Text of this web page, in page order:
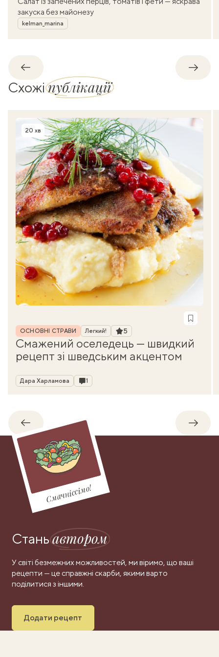
закуска без майонезу
Автор
kelman_marina
Назад
Схожіпублікації
Час приготування
20 хв
Рубрика
ОСНОВНІ СТРАВИ Легкий! Рейтинг
5
Смажений оселедець — швидкий
рецепт зі шведським акцентом
Автор
Дара Харламова Коментарі
1
Назад
Смачніссімо!
Станьавтором
У світі безмежних можливостей, ми віримо, що ваші
рецепти — це справжні скарби, якими варто
поділитися з іншими.
Додати рецепт